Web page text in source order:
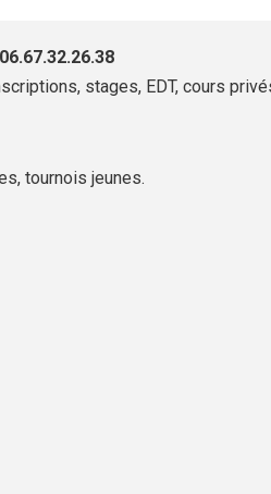
stages, EDT, cours
tournois jeunes.